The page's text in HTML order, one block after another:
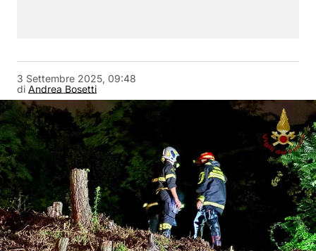
di Andrea Bosetti
3 Settembre 2025, 09:48